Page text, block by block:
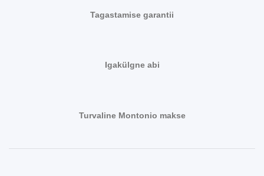
Tagastamise garantii
Igakülgne abi
Turvaline Montonio makse